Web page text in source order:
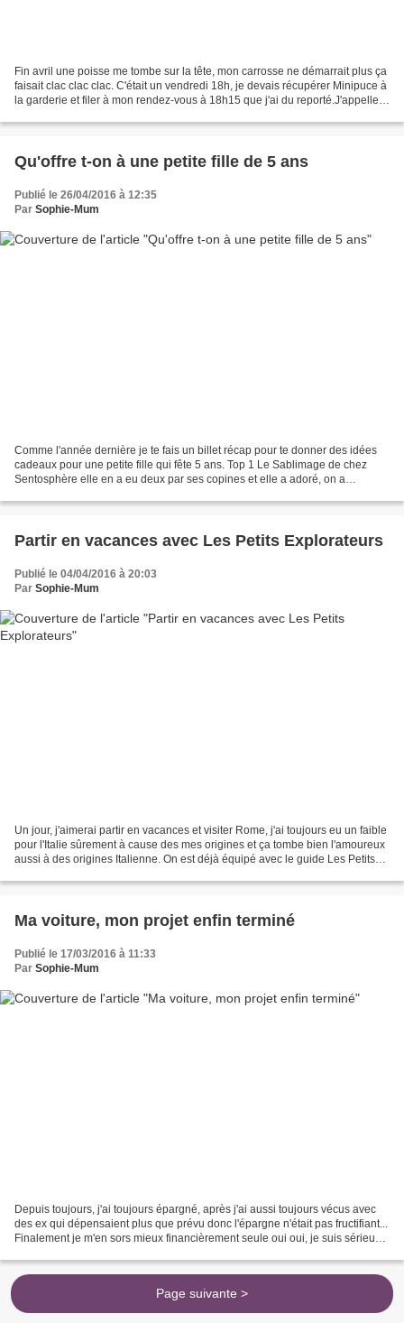
Fin avril une poisse me tombe sur la tête, mon carrosse ne démarrait plus ça
faisait clac clac clac. C'était un vendredi 18h, je devais récupérer Minipuce à
la garderie et filer à mon rendez-vous à 18h15 que j'ai du reporté.J'appelle
Qu'offre t-on à une petite fille de 5 ans
Publié le 26/04/2016 à 12:35
Par Sophie-Mum
Comme l'année dernière je te fais un billet récap pour te donner des idées
cadeaux pour une petite fille qui fête 5 ans. Top 1 Le Sablimage de chez
Sentosphère elle en a eu deux par ses copines et elle a adoré, on a
Partir en vacances avec Les Petits Explorateurs
Publié le 04/04/2016 à 20:03
Par Sophie-Mum
Un jour, j'aimerai partir en vacances et visiter Rome, j'ai toujours eu un faible
pour l'Italie sûrement à cause des mes origines et ça tombe bien l'amoureux
aussi à des origines Italienne. On est déjà équipé avec le guide Les Petits
Ma voiture, mon projet enfin terminé
Publié le 17/03/2016 à 11:33
Par Sophie-Mum
Depuis toujours, j'ai toujours épargné, après j'ai aussi toujours vécus avec
des ex qui dépensaient plus que prévu donc l'épargne n'était pas fructifiant...
Finalement je m'en sors mieux financièrement seule oui oui, je suis sérieuse,
Page suivante >